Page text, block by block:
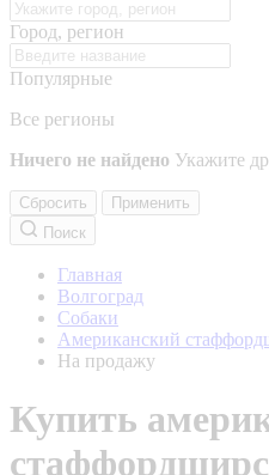
Город, регион
Популярные
Все регионы
Ничего не найдено Укажите
Сбросить
Применить
Поиск
Главная
Волгоград
Собаки
Американский
На продажу
Купить